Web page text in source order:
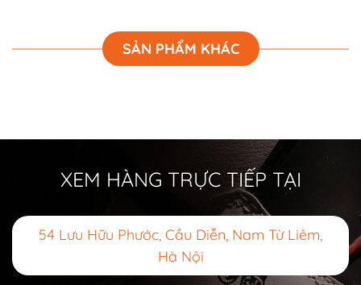
SẢN PHẨM KHÁC
XEM HÀNG TRỰC TIẾP TẠI
54 Lưu Hữu Phước, Cầu Diễn, Nam Từ Liêm,
Hà Nội